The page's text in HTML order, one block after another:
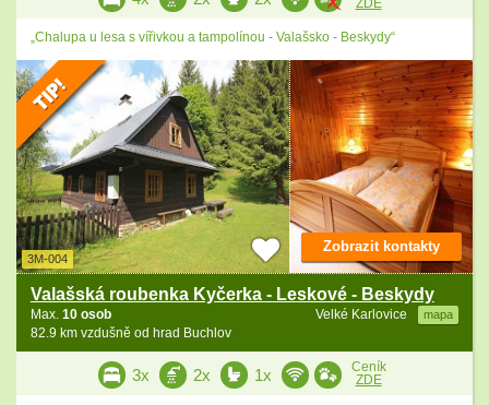
ZDE
„Chalupa u lesa s vířivkou a tampolínou - Valašsko - Beskydy“
3M-004
Valašská roubenka Kyčerka - Leskové - Beskydy
Velké Karlovice mapa
Max. 10 osob
82.9 km vzdušně od hrad Buchlov
Zobrazit kontakty
3x 2x 1x
Ceník
ZDE